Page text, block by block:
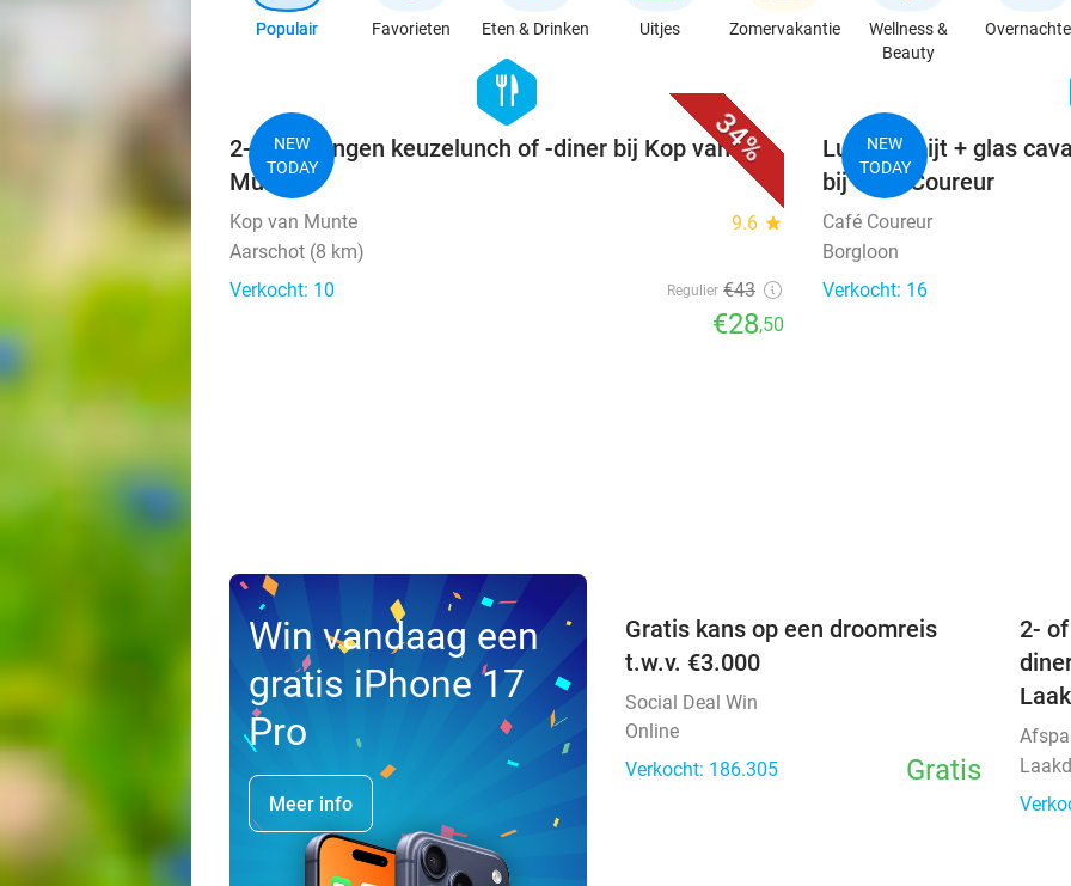
Populair Favorieten Eten & Drinken Uitjes Zomervakantie
Wellness &
Beauty
34%
NEW
TODAY
hexagon
food
2- of 3-gangen keuzelunch of -diner bij Kop van
Munte
Kop van Munte 9.6 star
Aarschot (8 km)
Verkocht: 10
Regulier €43
€28,50
NEW
TODAY
Luxe ontbijt + glas
bij Café Coureur
Café Coureur
Borgloon
Verkocht: 16
Win vandaag een
gratis iPhone 17
Pro
Meer info
Gratis kans op een droomreis
t.w.v. €3.000
Social Deal Win
Online
Verkocht: 186.305
Gratis
2-